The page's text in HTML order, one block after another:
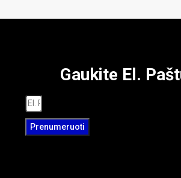
Gaukite El.
Prenumeruoti